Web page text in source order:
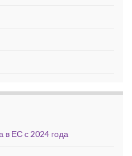
в ЕС с 2024 года